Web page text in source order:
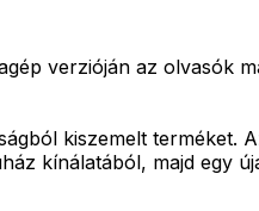
verzióján az olvasók
kiszemelt terméket.
kínálatából, majd egy